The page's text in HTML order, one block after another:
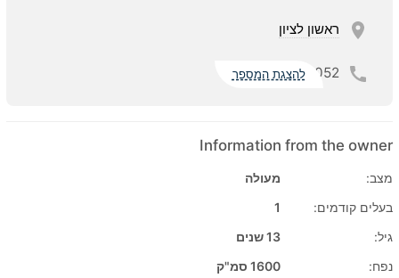
ראשון לציון
052 להצגת המספר
Information from the owner
מצב:
מעולה
בעלים קודמים:
1
גיל:
13 שנים
נפח:
1600 סמ"ק